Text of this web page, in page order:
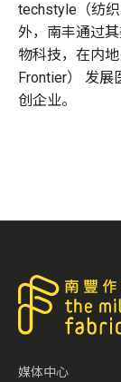
techstyle（纺
外，南丰通过
物科技，在内
Frontier） 发
创企业。
媒体中心